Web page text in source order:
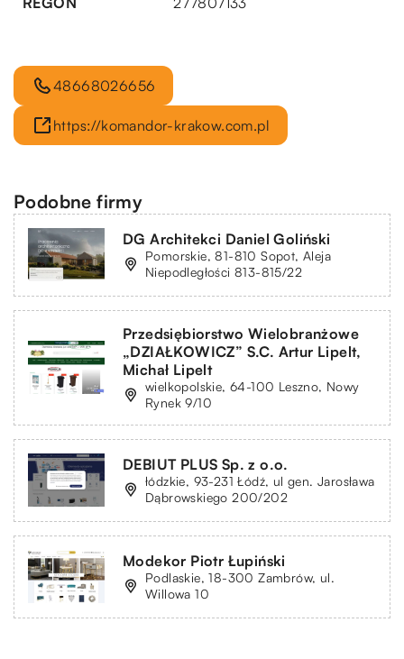
48668026656
https://komandor-krakow.com.pl
Podobne firmy
DG Architekci Daniel Goliński
Pomorskie, 81-810 Sopot, Aleja
Niepodległości 813-815/22
Przedsiębiorstwo Wielobranżowe
„DZIAŁKOWICZ” S.C. Artur Lipelt,
Michał Lipelt
wielkopolskie, 64-100 Leszno, Nowy
Rynek 9/10
DEBIUT PLUS Sp. z o.o.
łódzkie, 93-231 Łódź, ul gen. Jarosława
Dąbrowskiego 200/202
Modekor Piotr Łupiński
Podlaskie, 18-300 Zambrów, ul.
Willowa 10